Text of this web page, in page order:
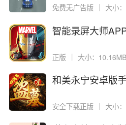
免费无广告版 大小
智能录屏大师
正版 ｜ 大小：10.16MB
和美永宁安卓版
安全下载正版 大小